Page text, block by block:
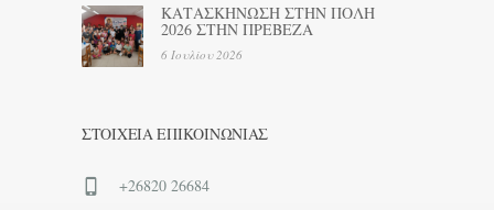
ΚΑΤΑΣΚΗΝΩΣΗ ΣΤΗΝ ΠΟΛΗ
2026 ΣΤΗΝ ΠΡΕΒΕΖΑ
6 Ιουλίου 2026
ΣΤΟΙΧΕΊΑ ΕΠΙΚΟΙΝΩΝΊΑΣ
+26820 26684